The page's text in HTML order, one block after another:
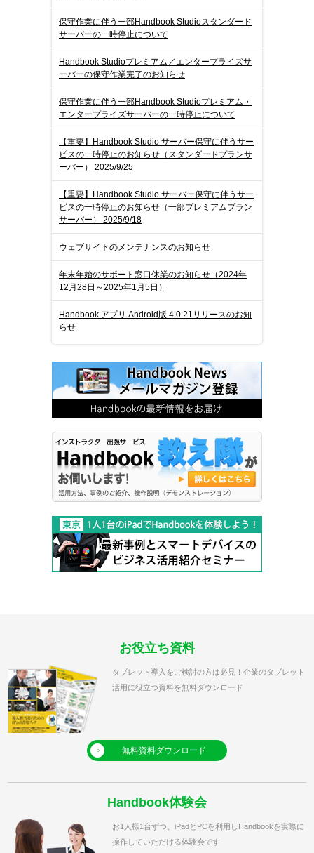
保守作業に伴う一部Handbook Studioスタンダード
サーバーの一時停止について
Handbook Studioプレミアム／エンタープライズサ
ーバーの保守作業完了のお知らせ
保守作業に伴う一部Handbook Studioプレミアム・
エンタープライズサーバーの一時停止について
【重要】Handbook Studio サーバー保守に伴うサー
ビスの一時停止のお知らせ（スタンダードプランサ
ーバー） 2025/9/25
【重要】Handbook Studio サーバー保守に伴うサー
ビスの一時停止のお知らせ（一部プレミアムプラン
サーバー） 2025/9/18
ウェブサイトのメンテナンスのお知らせ
年末年始のサポート窓口休業のお知らせ（2024年
12月28日～2025年1月5日）
Handbook アプリ Android版 4.0.21リリースのお知
らせ
お役立ち資料
タブレット導入をご検討の方は必見！企業のタブレット
活用に役立つ資料を無料ダウンロード
無料資料ダウンロード
Handbook体験会
お1人様1台ずつ、iPadとPCを利用しHandbookを実際に
操作していただける体験会です